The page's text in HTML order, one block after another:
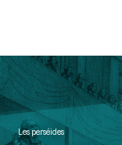
Les perséides